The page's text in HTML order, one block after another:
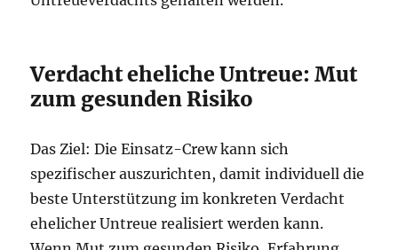
Verdacht eheliche Untreue: Mut
zum gesunden Risiko
Das Ziel: Die Einsatz-Crew kann sich
spezifischer auszurichten, damit individuell die
beste Unterstützung im konkreten Verdacht
ehelicher Untreue realisiert werden kann.